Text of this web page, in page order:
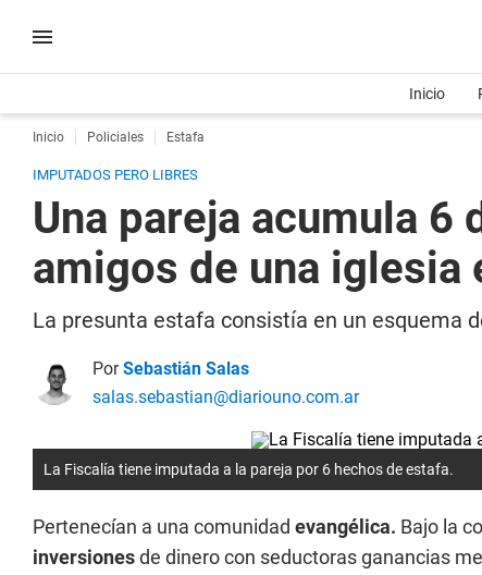
Inicio
Inicio Policiales Estafa
IMPUTADOS PERO LIBRES
Una pareja acumula
amigos de una iglesia
La presunta estafa consistía en un esquema
PorSebastián Salas
salas.sebastian@diariouno.com.ar
La Fiscalía tiene imputada a la pareja por 6 hechos de estafa.
Pertenecían a una comunidad evangélica. Bajo la
inversionesde dinero con seductoras ganancias